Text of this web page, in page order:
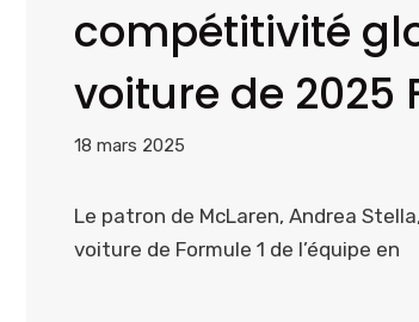
compétitivité
voiture de 2025
18 mars 2025
Le patron de McLaren, Andrea
voiture de Formule 1 de l’équipe en